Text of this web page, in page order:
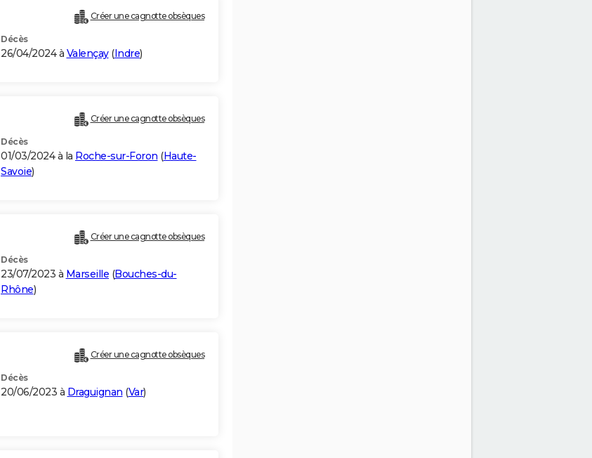
Créer une cagnotte obsèques
Décès
26/04/2024 à Valençay(Indre)
Créer une cagnotte obsèques
Décès
01/03/2024 à la Roche-sur-Foron (Haute-
Savoie)
Créer une cagnotte obsèques
Décès
23/07/2023 à Marseille (Bouches-du-
Rhône)
Créer une cagnotte obsèques
Décès
20/06/2023 à Draguignan (Var)